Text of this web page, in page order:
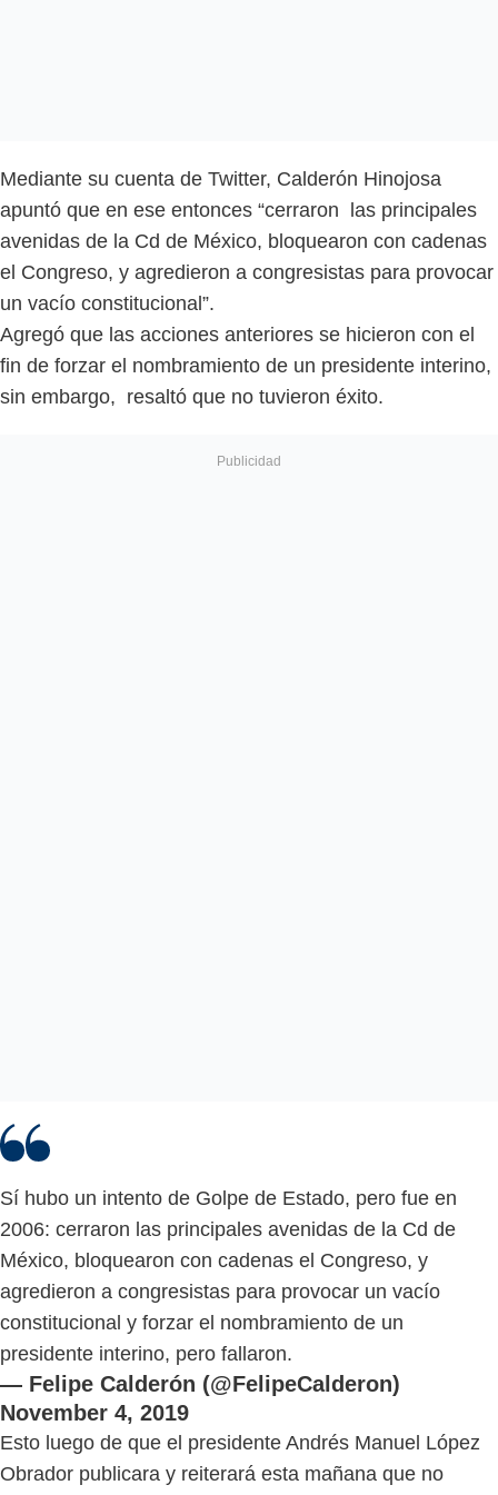
Mediante su cuenta de Twitter, Calderón Hinojosa
apuntó que en ese entonces “cerraron las principales
avenidas de la Cd de México, bloquearon con cadenas
el Congreso, y agredieron a congresistas para provocar
un vacío constitucional”.
Agregó que las acciones anteriores se hicieron con el
fin de forzar el nombramiento de un presidente interino,
sin embargo, resaltó que no tuvieron éxito.
Sí hubo un intento de Golpe de Estado, pero fue en
2006: cerraron las principales avenidas de la Cd de
México, bloquearon con cadenas el Congreso, y
agredieron a congresistas para provocar un vacío
constitucional y forzar el nombramiento de un
presidente interino, pero fallaron.
— Felipe Calderón (@FelipeCalderon)
November 4, 2019
Esto luego de que el presidente Andrés Manuel López
Obrador publicara y reiterará esta mañana que no